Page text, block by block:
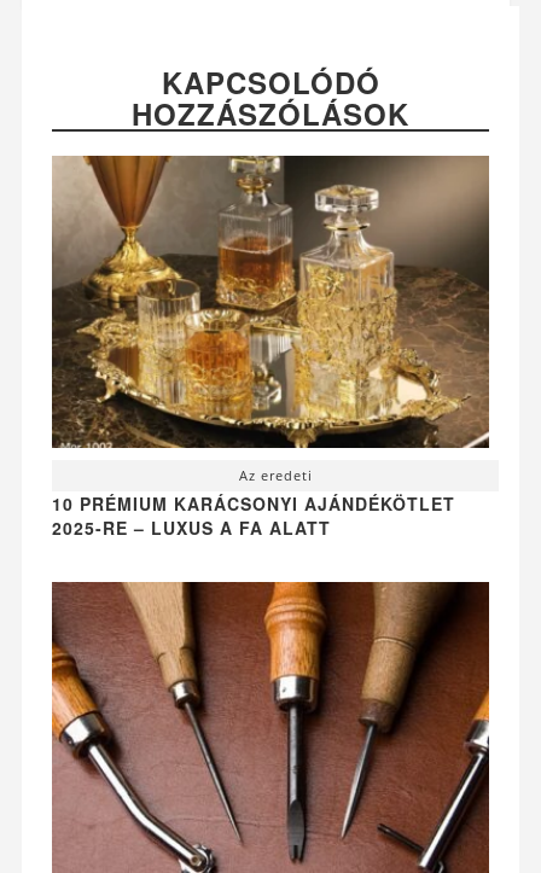
KAPCSOLÓDÓ
HOZZÁSZÓLÁSOK
Az eredeti
10 PRÉMIUM KARÁCSONYI AJÁNDÉKÖTLET
2025-RE – LUXUS A FA ALATT